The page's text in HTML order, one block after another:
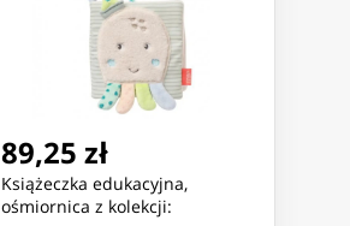
89,25 zł
Książeczka edukacyjna,
ośmiornica z kolekcji: